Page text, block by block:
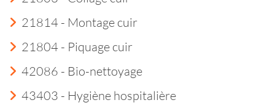
21814 - Montage cuir
21804 - Piquage cuir
42086 - Bio-nettoyage
43403 - Hygiène hospitalière